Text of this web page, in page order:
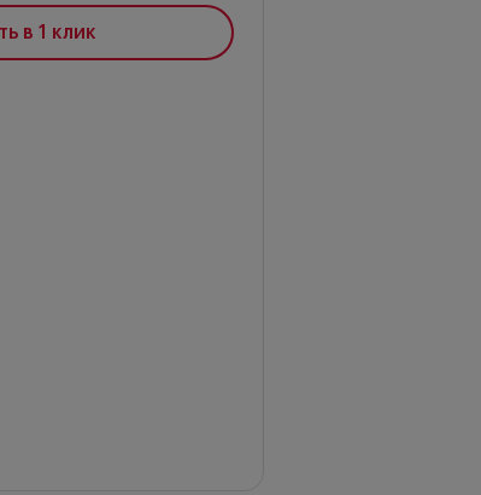
в 1 клик